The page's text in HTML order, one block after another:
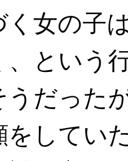
く女の子
、という
うだった
をしてい